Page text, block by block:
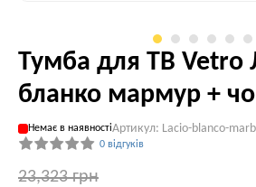
Тумба для ТВ Vetro
бланко мармур +
Немає в наявностіАртикул: Lacio-blanco-
0 відгуків
23,323 грн